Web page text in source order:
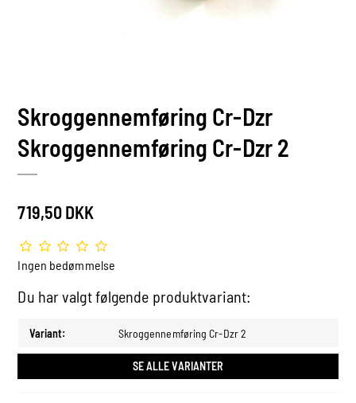
Skroggennemføring Cr-Dzr
Skroggennemføring Cr-Dzr 2
719,50 DKK
Ingen bedømmelse
Du har valgt følgende produktvariant:
Variant: Skroggennemføring Cr-Dzr 2
SE ALLE VARIANTER